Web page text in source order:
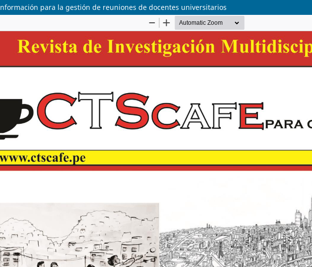
para la gestión de reuniones de docentes universitarios